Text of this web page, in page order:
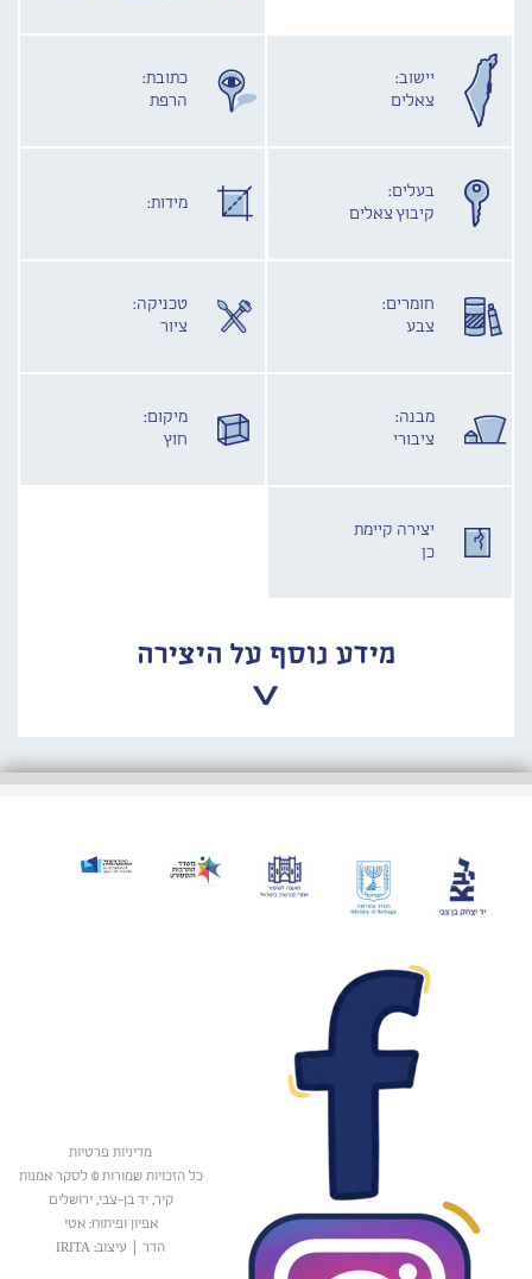
יישוב:
צאלים
כתובת:
הרפת
בעלים:
קיבוץ צאלים
מידות:
חומרים:
צבע
טכניקה:
ציור
מבנה:
ציבורי
מיקום:
חוץ
יצירה קיימת
כן
מידע נוסף על היצירה
מדיניות פרטיות
כל הזכויות שמורות © לסקר אמנות
קיר, יד בן-צבי, ירושלים
אפיון ופיתוח: אטי
הדר
עיצוב: IRITA